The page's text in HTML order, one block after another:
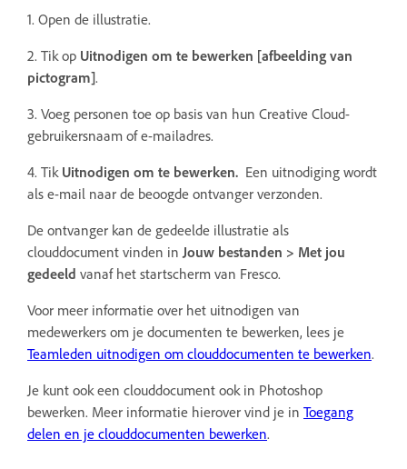
1. Open de illustratie.
2. Tik op Uitnodigen om te bewerken [afbeelding van
pictogram].
3. Voeg personen toe op basis van hun Creative Cloud-
gebruikersnaam of e-mailadres.
4. Tik Uitnodigen om te bewerken. Een uitnodiging wordt
als e-mail naar de beoogde ontvanger verzonden.
De ontvanger kan de gedeelde illustratie als
clouddocument vinden in Jouw bestanden > Met jou
gedeeld vanaf het startscherm van Fresco.
Voor meer informatie over het uitnodigen van
medewerkers om je documenten te bewerken, lees je
Teamleden uitnodigen om clouddocumenten te bewerken.
Je kunt ook een clouddocument ook in Photoshop
bewerken. Meer informatie hierover vind je in Toegang
delen en je clouddocumenten bewerken.